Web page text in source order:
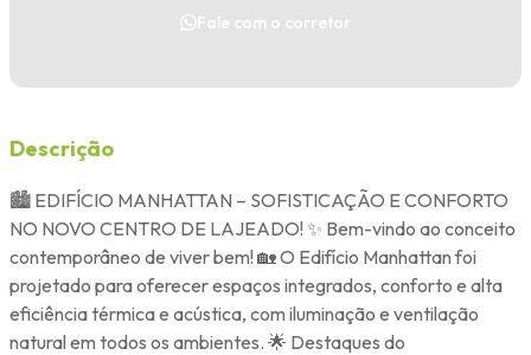
Fale com o corretor
Descrição
🏙️ EDIFÍCIO MANHATTAN – SOFISTICAÇÃO E CONFORTO
NO NOVO CENTRO DE LAJEADO! ✨ Bem-vindo ao conceito
contemporâneo de viver bem! 🏡 O Edifício Manhattan foi
projetado para oferecer espaços integrados, conforto e alta
eficiência térmica e acústica, com iluminação e ventilação
natural em todos os ambientes. 🌟 Destaques do